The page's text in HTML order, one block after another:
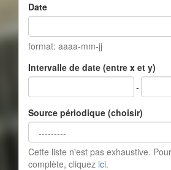
Date
format: aaaa-mm-jj
Intervalle de date (entre x et y)
-
Source périodique (choisir)
Cette liste n'est pas exhaustive.
complète, cliquez ici.